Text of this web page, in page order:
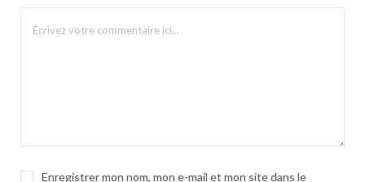
Enregistrer mon nom, mon e-mail et mon site dans le